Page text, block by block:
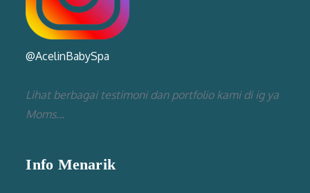
@AcelinBabySpa
Lihat berbagai testimoni dan portfolio kami di ig ya
Moms...
Info Menarik